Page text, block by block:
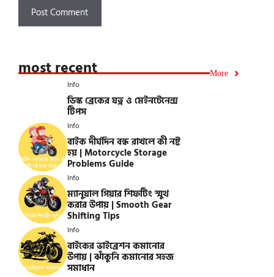
most recent More
Info
ডিস্ক ব্রেকের যত্ন ও মেইনটেনেন্স
টিপস
Info
বাইক দীর্ঘদিন বন্ধ রাখলে কী নষ্ট
হয় | Motorcycle Storage
Problems Guide
Info
ম্যানুয়াল গিয়ার শিফটিং স্মুথ
করার উপায় | Smooth Gear
Shifting Tips
Info
বাইকের ভাইব্রেশন কমানোর
উপায় | ঝাঁকুনি কমানোর সহজ
সমাধান